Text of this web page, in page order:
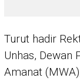
Turut hadir
Unhas, Dewan
Amanat